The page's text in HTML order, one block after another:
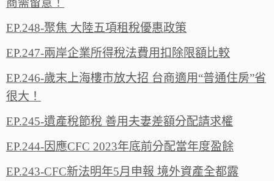
商需留意！
EP.248-聚焦 大陸五項租稅優惠政策
EP.247-兩岸企業所得稅法費用扣除限額比較
EP.246-歲末上海樓市放大招 台商適用“普通住房”省
很大！
EP.245-遺產稅節稅 善用夫妻差額分配請求權
EP.244-因應CFC 2023年底前分配當年度盈餘
EP.243-CFC新法明年5月申報 境外資產全都露